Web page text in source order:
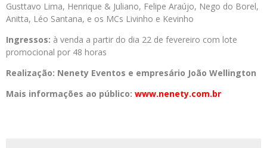
Gusttavo Lima, Henrique & Juliano, Felipe Araújo, Nego do Borel,
Anitta, Léo Santana, e os MCs Livinho e Kevinho
Ingressos: à venda a partir do dia 22 de fevereiro com lote
promocional por 48 horas
Realização: Nenety Eventos e empresário João Wellington
Mais informações ao público: www.nenety.com.br